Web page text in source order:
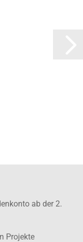
ab der 2.
Projekte